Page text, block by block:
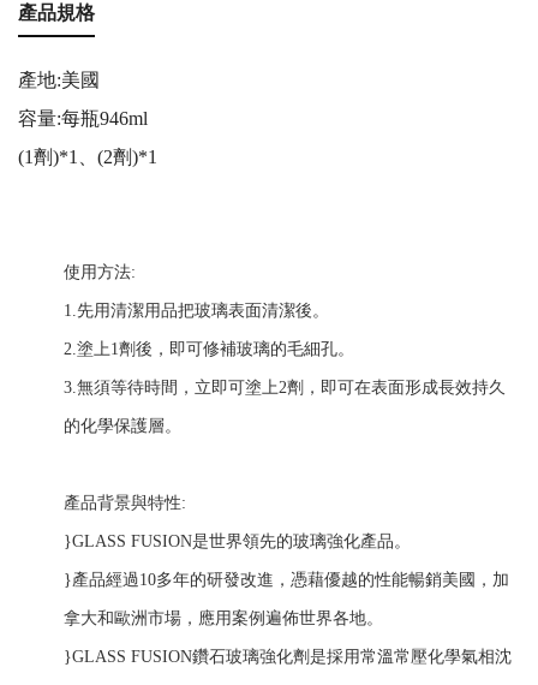
產品規格
產地:美國
容量:每瓶946ml
(1劑)*1、(2劑)*1
使用方法:
1️.先用清潔用品把玻璃表面清潔後。
2.塗上1劑後，即可修補玻璃的毛細孔。
3.無須等待時間，立即可塗上2劑，即可在表面形成長效持久
的化學保護層。
產品背景與特性:
}GLASS FUSION是世界領先的玻璃強化產品。
}產品經過10多年的研發改進，憑藉優越的性能暢銷美國，加
拿大和歐洲市場，應用案例遍佈世界各地。
}GLASS FUSION鑽石玻璃強化劑是採用常溫常壓化學氣相沈